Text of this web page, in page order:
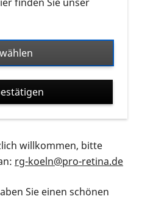
wird er gerne Ihre
wie immer, eine
willkommen, bitte
rg-koeln@pro-retina.de
Sie einen schönen